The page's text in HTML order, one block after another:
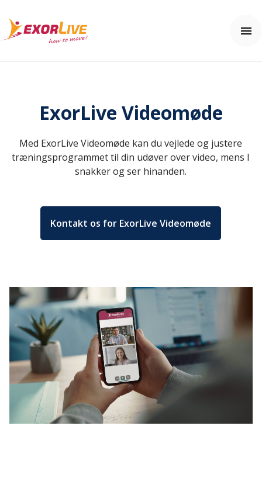
Klinik
Uddannelse
Yderligere produkter og sikkerhed
Ressourcer
Kundehistorier
Tema: Effektiv klinikhverdag
Tema: Digital hjemmeopfølgning
Integrationer
Effektberegneren
Brugerhjælp
Kom i gang
Ofte stillede spørgsmål
Dansk
English
Svenska
Norsk
Dansk
ExorLive Videomøde
Med ExorLive Videomøde kan du vejlede og justere
træningsprogrammet til din udøver over video, mens I
snakker og ser hinanden.
Kontakt os for ExorLive Videomøde